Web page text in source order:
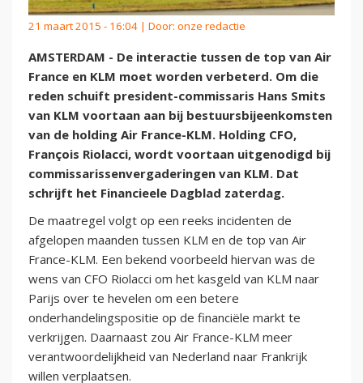
21 maart 2015 - 16:04 | Door: onze redactie
AMSTERDAM - De interactie tussen de top van Air
France en KLM moet worden verbeterd. Om die
reden schuift president-commissaris Hans Smits
van KLM voortaan aan bij bestuursbijeenkomsten
van de holding Air France-KLM. Holding CFO,
François Riolacci, wordt voortaan uitgenodigd bij
commissarissenvergaderingen van KLM. Dat
schrijft het Financieele Dagblad zaterdag.
De maatregel volgt op een reeks incidenten de
afgelopen maanden tussen KLM en de top van Air
France-KLM. Een bekend voorbeeld hiervan was de
wens van CFO Riolacci om het kasgeld van KLM naar
Parijs over te hevelen om een betere
onderhandelingspositie op de financiële markt te
verkrijgen. Daarnaast zou Air France-KLM meer
verantwoordelijkheid van Nederland naar Frankrijk
willen verplaatsen.